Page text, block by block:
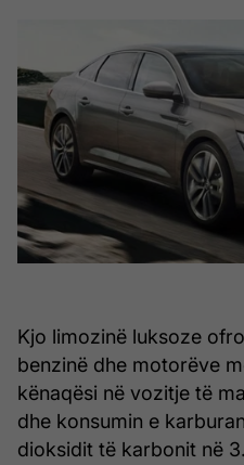
Kjo limozinë luksoze
benzinë ​​dhe motorëve
kënaqësi në vozitje të
dhe konsumin e
dioksidit të karbonit në